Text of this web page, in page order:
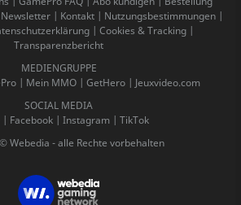
Newsletter | Kontakt | Nutzungsbestimmungen |
| Cookies & Tracking|
Transparenzbericht
MEDIENGRUPPE
| Mein MMO | GetHero | Jeuxvideo.com
SOCIAL MEDIA
| Facebook | Instagram | TikTok
Webedia - alle Rechte vorbehalten